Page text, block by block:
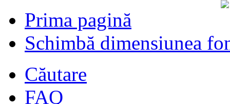
Prima pagină
Schimbă dimensiunea
Căutare
FAQ